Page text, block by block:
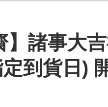
】諸事大
到貨日)